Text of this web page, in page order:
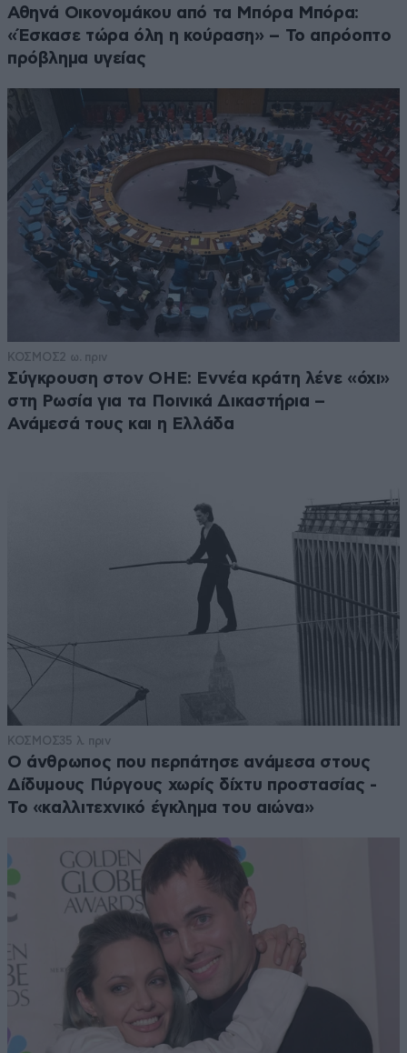
Αθηνά Οικονομάκου από τα Μπόρα Μπόρα:
«Έσκασε τώρα όλη η κούραση» – Το απρόοπτο
πρόβλημα υγείας
ΚΟΣΜΟΣ2 ω. πριν
Σύγκρουση στον ΟΗΕ: Εννέα κράτη λένε «όχι»
στη Ρωσία για τα Ποινικά Δικαστήρια –
Ανάμεσά τους και η Ελλάδα
ΚΟΣΜΟΣ35 λ. πριν
Ο άνθρωπος που περπάτησε ανάμεσα στους
Δίδυμους Πύργους χωρίς δίχτυ προστασίας -
Το «καλλιτεχνικό έγκλημα του αιώνα»